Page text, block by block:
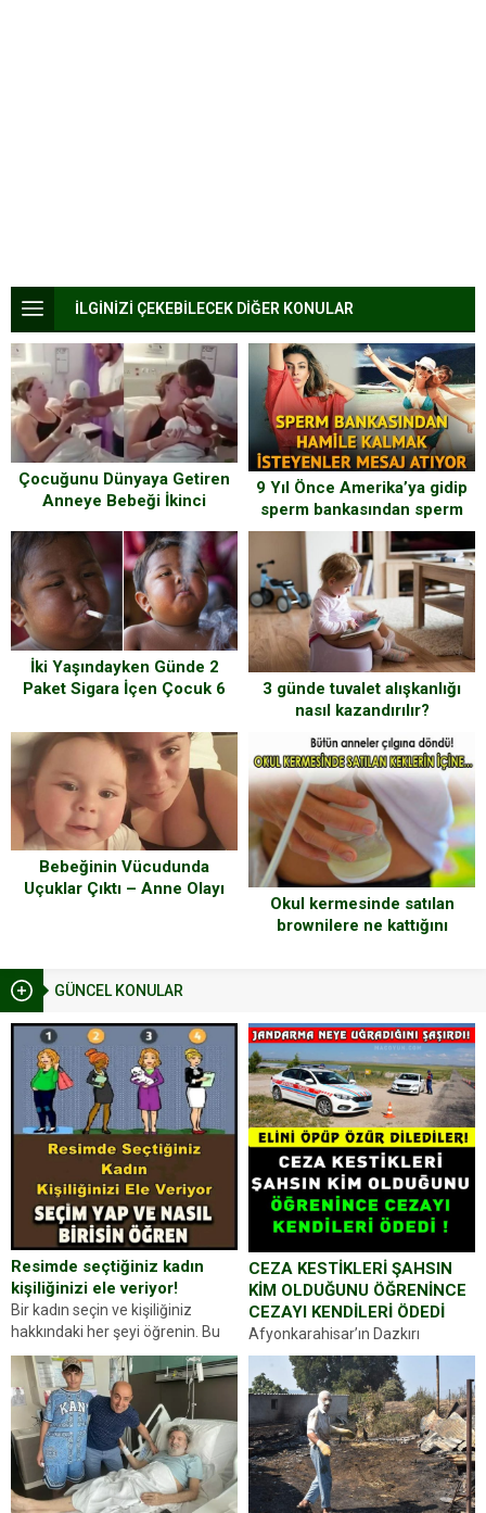
GÜNCEL KONULAR
Resimde seçtiğiniz kadın
kişiliğinizi ele veriyor!
Bir kadın seçin ve kişiliğiniz
hakkındaki her şeyi öğrenin. Bu
kez karşınıza oldukça farklı bir
kişilik testiyle çıkıyoruz. Resimde
gördüğünüz kadın figürlerinden
dikkatinizi en...
CEZA KESTİKLERİ ŞAHSIN
KİM OLDUĞUNU ÖĞRENİNCE
CEZAYI KENDİLERİ ÖDEDİ
Afyonkarahisar’ın Dazkırı
ilçesinde trafik uygulaması
yapan jandarma ekipleri
durdurdukları bir otomobilin
sürücüsünden ehliyet ve ruhsat
sorup belgelerini istedi. Sürücü
Abdurrahman Ö.nün verdiği
evraklarda eksik olduğunu...
İLGİNİZİ ÇEKEBİLECEK DİĞER KONULAR
Çocuğunu Dünyaya Getiren
Anneye Bebeği İkinci
Çifte Sevinç Yaşadı
9 Yıl Önce Amerika’ya gidip
sperm bankasından sperm
alıp hamile kaldı şimdi
çocuğu 9 yaşında
İki Yaşındayken Günde 2
Paket Sigara İçen Çocuk 6
3 günde tuvalet alışkanlığı
nasıl kazandırılır?
Bebeğinin Vücudunda
Uçuklar Çıktı – Anne Olayı
Okul kermesinde satılan
brownilere ne kattığını